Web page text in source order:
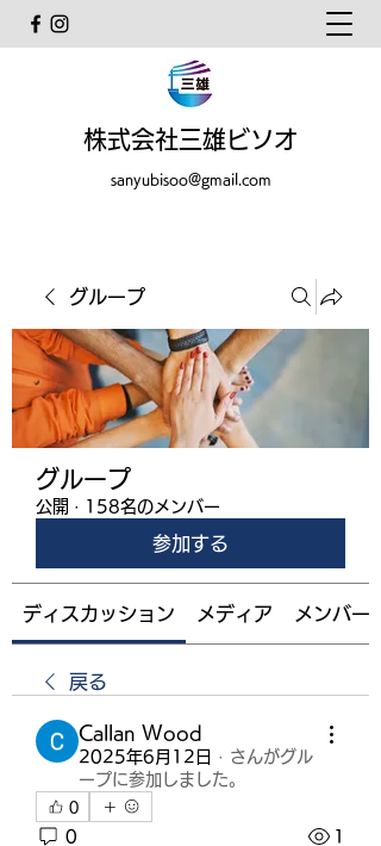
株式会社三雄ビソオ
sanyubisoo@gmail.com
グループ
グループ
公開 · 158名のメンバー
参加する
ディスカッション メディア メンバー
戻る
Callan Wood
2025年6月12日 · さんがグル
ープに参加しました。
0
0 1